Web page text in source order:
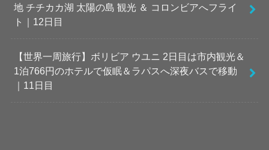
地 チチカカ湖 太陽の島 観光 ＆ コロンビアへフライ
ト｜12日目
【世界一周旅行】ボリビア ウユニ 2日目は市内観光＆
1泊766円のホテルで仮眠＆ラパスへ深夜バスで移動
｜11日目